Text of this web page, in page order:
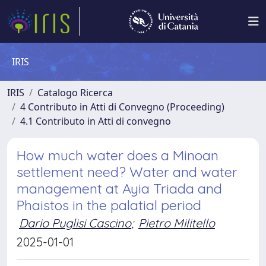
IRIS
IRIS
Catalogo Ricerca
4 Contributo in Atti di Convegno (Proceeding)
4.1 Contributo in Atti di convegno
How much water does a Minoan
settlement need? Water and water
management at Ayia Triada and
Phaistos in the palatial period
Dario Puglisi Cascino; Pietro Militello
2025-01-01